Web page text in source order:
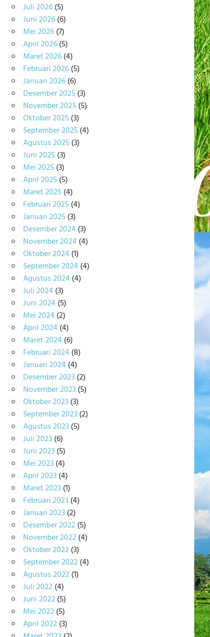
Juli 2026(5)
Juni 2026(6)
Mei 2026(7)
April 2026(5)
Maret 2026(4)
Februari 2026(5)
Januari 2026(6)
Desember 2025(3)
November 2025(5)
Oktober 2025(3)
September 2025(4)
Agustus 2025(3)
Juni 2025(3)
Mei 2025(3)
April 2025(5)
Maret 2025(4)
Februari 2025(4)
Januari 2025(3)
Desember 2024(3)
November 2024(4)
Oktober 2024(1)
September 2024(4)
Agustus 2024(4)
Juli 2024(3)
Juni 2024(5)
Mei 2024(2)
April 2024(4)
Maret 2024(6)
Februari 2024(8)
Januari 2024(4)
Desember 2023(2)
November 2023(5)
Oktober 2023(3)
September 2023(2)
Agustus 2023(5)
Juli 2023(6)
Juni 2023(5)
Mei 2023(4)
April 2023(4)
Maret 2023(1)
Februari 2023(4)
Januari 2023(2)
Desember 2022(5)
November 2022(4)
Oktober 2022(3)
September 2022(4)
Agustus 2022(1)
Juli 2022(4)
Juni 2022(5)
Mei 2022(5)
April 2022(3)